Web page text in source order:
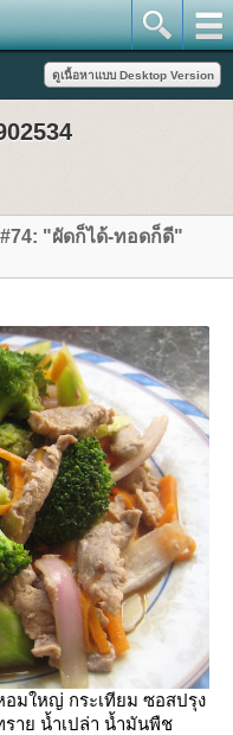
"ผัดก็ได้-ทอดก็ดี"
มใหญ่ กระเทียม ซอสปรุง
าย น้ำเปล่า น้ำมันพืช